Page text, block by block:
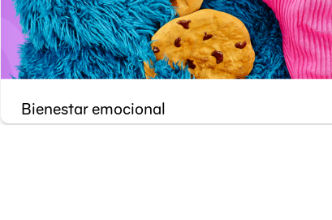
Bienestar emocional